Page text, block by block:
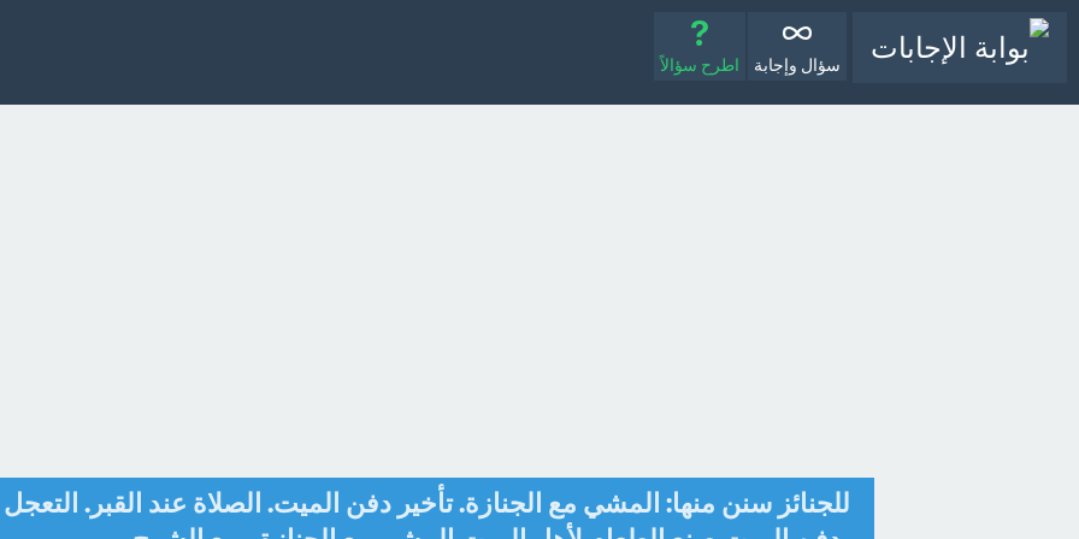
سؤال وإجابة اطرح سؤالاً
للجنائز سنن منها: المشي مع الجنازة. تأخير دفن الميت. الصلاة عند القبر. التعجل